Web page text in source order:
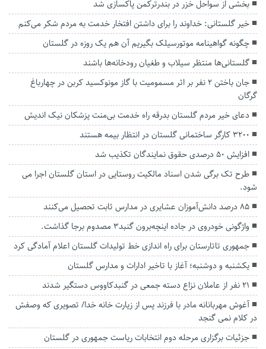
بخشی از سواحل خزر در بندرترکمن پاکسازی شد
خیر گلستانی: خداوند را برای داشتن افتخار خدمت به مردم شکر می‌کنم
چگونه گواهینامه موتورسیلک بگیریم آن هم یک روزه در گلستان
گلستانی‌ها منتظر سیلاب و طغیان رودخانه‌ها باشند
جان باختن ۲ نفر بر اثر مسمومیت با گاز مونوکسید کربن در چهارباغ
گرگان
دعای خیر مردم گلستان بدرقه راه خدمت بی‌منت پزشکان نیک اندیش
۳۲۰۰ کارگر ساختمانی گلستان در انتظار بیمه هستند
افزایش 50 درصدی حقوق نمایندگان تکذیب شد
طرح تک برگی شدن اسناد مالکیت روستایی در استان گلستان اجرا می
شود.
۸۵ درصد دانش‌آموزان عشایری در مدارس ثابت تحصیل می‌کنند
واژگونی خودروی در جاده اینچه‌برون گنبد۳ مصدوم برجا گذاشت.
جمهوری تاتارستان برای راه اندازی خط تولیدات گلستان اعلام آمادگی کرد
یکشنبه و دوشنبه؛ آغاز با تاخیر ادارات و مدارس گلستان
۲۱ نفر از عاملان نزاع دسته جمعی در گنبدکاووس دستگیر شدند
آغوش مهربانانه مادر با فرزند پس از زیارت خانه خدا/ تصویری که وصفش
در کلام نمی گنجد
جزئیات برگزاری مرحله دوم انتخابات ریاست جمهوری در گلستان